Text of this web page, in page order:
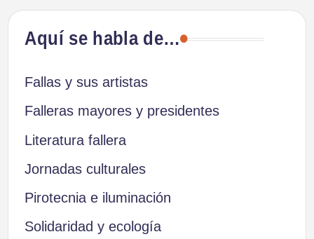
Aquí se habla de…
Fallas y sus artistas
Falleras mayores y presidentes
Literatura fallera
Jornadas culturales
Pirotecnia e iluminación
Solidaridad y ecología